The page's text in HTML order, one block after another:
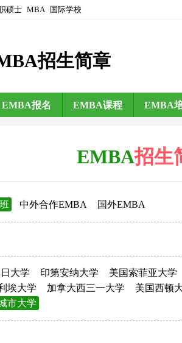
硕士 MBA 国际学校
招生简章
EMBA报名 EMBA课程 EMBA培
EMBA招生
中外合作EMBA 国外EMBA
大学 印第安纳大学 美国索菲亚大学
埃大学 加拿大西三一大学 美国西顿
市大学